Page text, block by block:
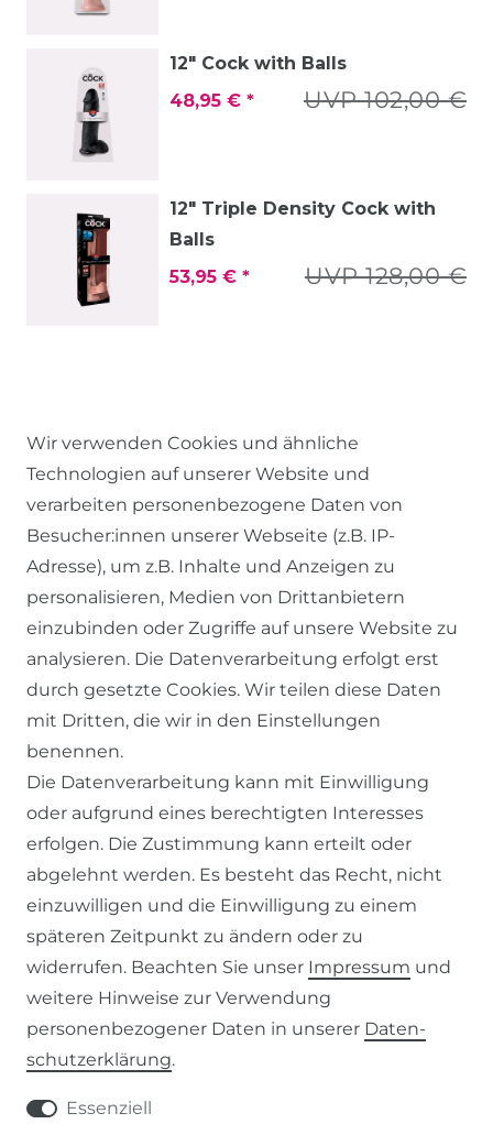
12" Cock with Balls
UVP 102,00 €
48,95 € *
12" Triple Density Cock with
Balls
UVP 128,00 €
53,95 € *
RECHTLICHES
AGB
WIDERRUFSRECHT
DATENSCHUTZERKLÄRUNG
IMPRESSUM
SERVICE
ZAHLUNG & VERSAND
KONTAKT
VERTRAG WIDERRUFEN
KONTAKT
Wir verwenden Cookies und ähnliche
Technologien auf unserer Website und
verarbeiten personenbezogene Daten von
Besucher:innen unserer Webseite (z.B. IP-
Adresse), um z.B. Inhalte und Anzeigen zu
personalisieren, Medien von Drittanbietern
einzubinden oder Zugriffe auf unsere Website zu
analysieren. Die Datenverarbeitung erfolgt erst
durch gesetzte Cookies. Wir teilen diese Daten
mit Dritten, die wir in den Einstellungen
benennen.
Die Datenverarbeitung kann mit Einwilligung
oder aufgrund eines berechtigten Interesses
erfolgen. Die Zustimmung kann erteilt oder
abgelehnt werden. Es besteht das Recht, nicht
einzuwilligen und die Einwilligung zu einem
späteren Zeitpunkt zu ändern oder zu
widerrufen. Beachten Sie unser Impressum und
weitere Hinweise zur Verwendung
personenbezogener Daten in unserer Daten­
schutz­erklärung.
Essenziell